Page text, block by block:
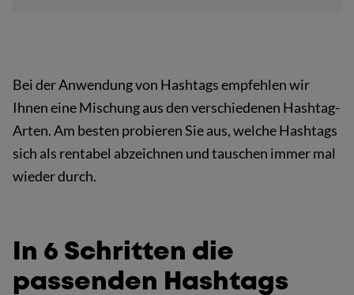
Bei der Anwendung von Hashtags empfehlen wir
Ihnen eine Mischung aus den verschiedenen Hashtag-
Arten. Am besten probieren Sie aus, welche Hashtags
sich als rentabel abzeichnen und tauschen immer mal
wieder durch.
In 6 Schritten die
passenden Hashtags